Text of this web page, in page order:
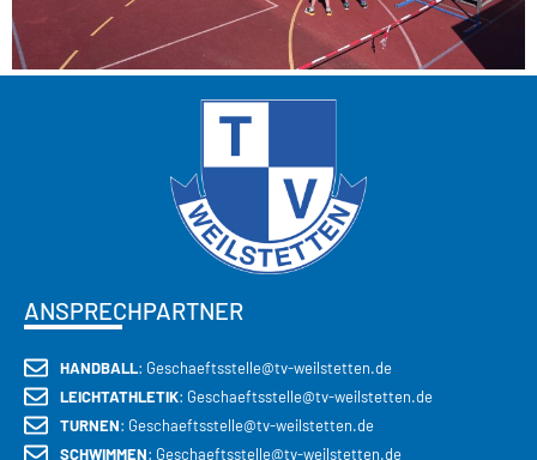
ANSPRECHPARTNER
HANDBALL: Geschaeftsstelle@tv-weilstetten.de
LEICHTATHLETIK: Geschaeftsstelle@tv-weilstetten.de
TURNEN: Geschaeftsstelle@tv-weilstetten.de
SCHWIMMEN: Geschaeftsstelle@tv-weilstetten.de